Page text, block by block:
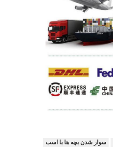
سوار شدن بچه ها با اسب